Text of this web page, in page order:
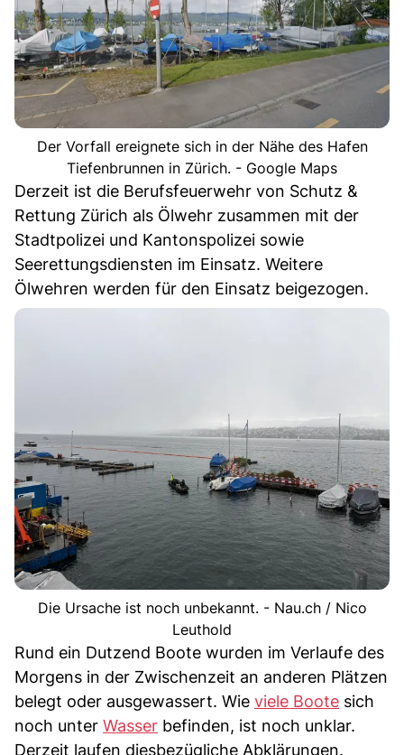
Der Vorfall ereignete sich in der Nähe des Hafen
Tiefenbrunnen in Zürich. - Google Maps
Derzeit ist die Berufsfeuerwehr von Schutz &
Rettung Zürich als Ölwehr zusammen mit der
Stadtpolizei und Kantonspolizei sowie
Seerettungsdiensten im Einsatz. Weitere
Ölwehren werden für den Einsatz beigezogen.
Die Ursache ist noch unbekannt. - Nau.ch / Nico
Leuthold
Rund ein Dutzend Boote wurden im Verlaufe des
Morgens in der Zwischenzeit an anderen Plätzen
belegt oder ausgewassert. Wie viele Boote sich
noch unter Wasser befinden, ist noch unklar.
Derzeit laufen diesbezügliche Abklärungen.